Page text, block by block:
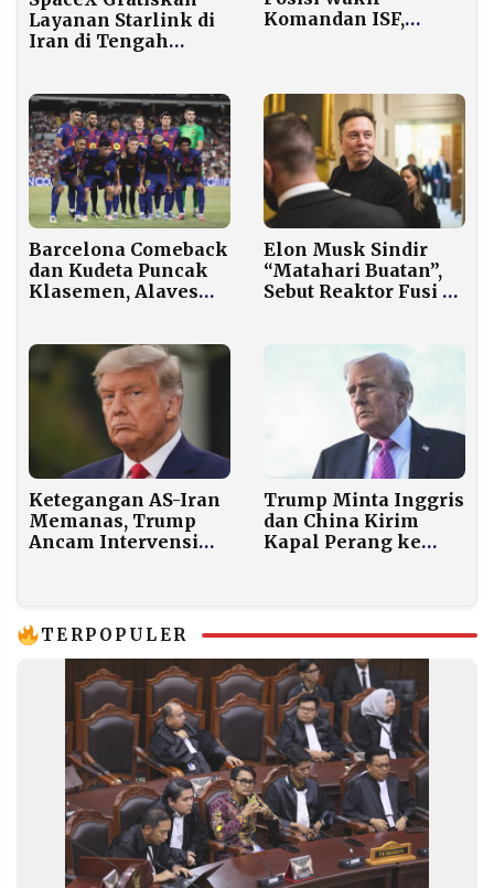
Layanan Starlink di
Iran di Tengah
Komandan ISF,
Barcelona Comeback
dan Kudeta Puncak
Klasemen, Alaves
Elon Musk Sindir
“Matahari Buatan”,
Sebut Reaktor Fusi di
Ketegangan AS-Iran
Memanas, Trump
Ancam Intervensi
Trump Minta Inggris
dan China Kirim
Kapal Perang ke
TERPOPULER